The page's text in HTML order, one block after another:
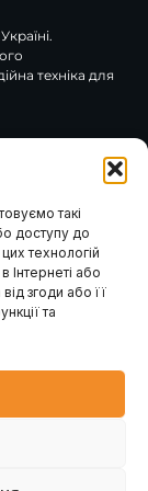
такі
доступу до
технологій
Інтернеті або
згоди або її
та
техніка для
Послуги
вашого
інженера
млинів
обл.,